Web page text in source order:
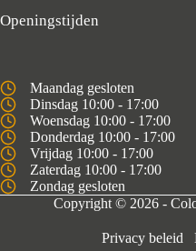
Openingstijden
Maandag gesloten
Dinsdag 10:00 - 17:00
Woensdag 10:00 - 17:00
Donderdag 10:00 - 17:00
Vrijdag 10:00 - 17:00
Zaterdag 10:00 - 17:00
Zondag gesloten
Copyright © 2026 -
Privacy beleid